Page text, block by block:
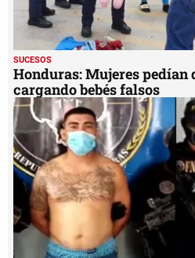
SUCESOS
Honduras: Mujeres pedían
cargando bebés falsos